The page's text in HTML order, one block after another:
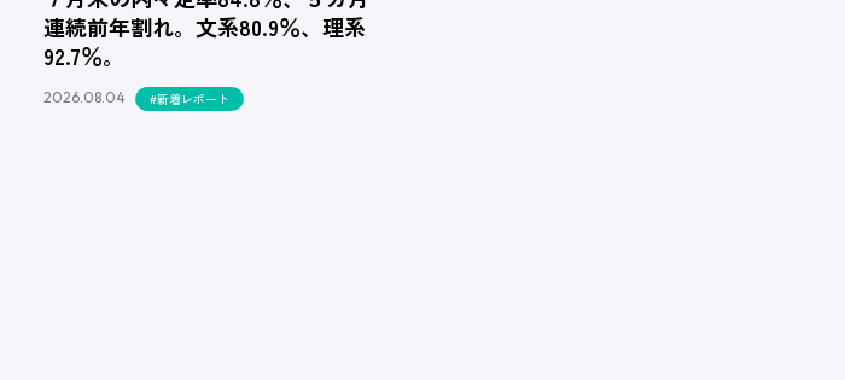
連続前年割れ。文系80.9％、理系
92.7％。
2026.08.04 #新着レポート